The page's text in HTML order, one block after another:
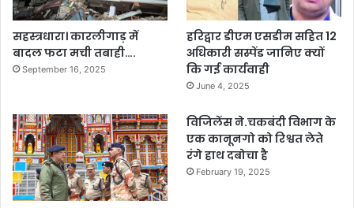
सहस्त्रधारा। कारलीगाड़ में
बादल फटा मची तबाही….
September 16, 2025
हरिद्वार डीएम एसडीम सहित 12
अधिकारी सस्पेंड जानिए क्यों
कि गई कार्यवाही
June 4, 2025
विजिलेंस ने.चकबंदी विभाग के
एक कानूनगो को रिश्वत लेते
रंगे हाथ दबोचा है
February 19, 2025